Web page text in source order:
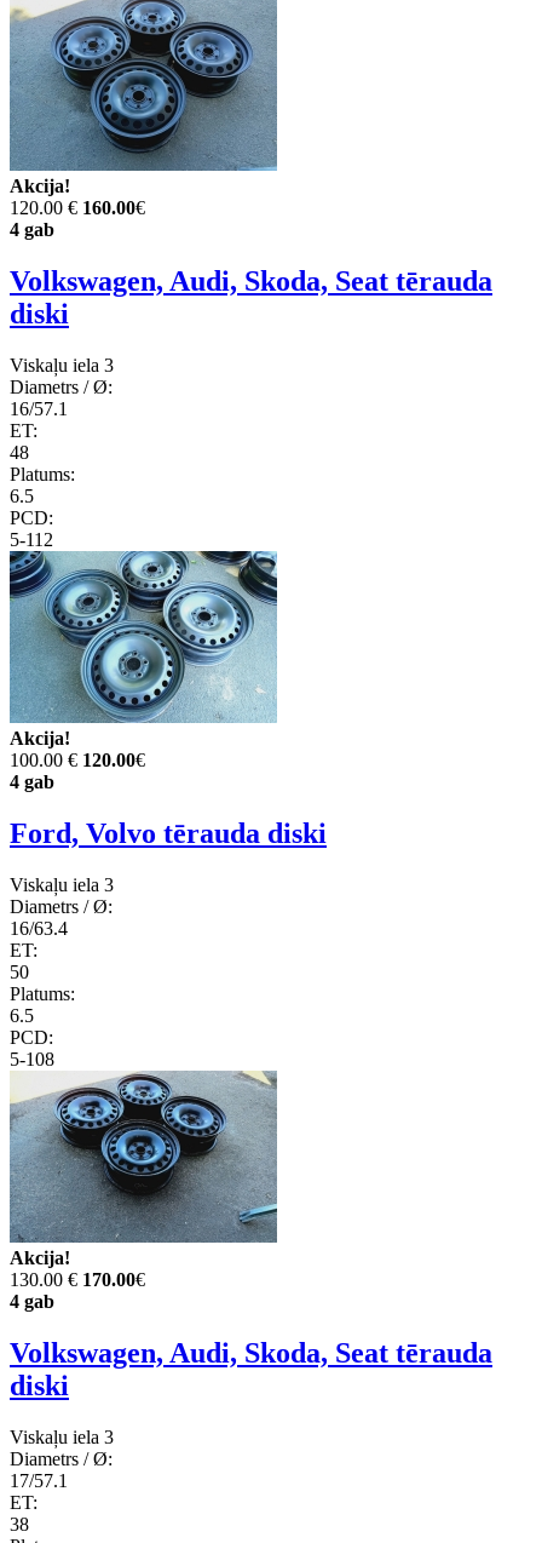
Akcija!
120.00 € 160.00€
4 gab
Volkswagen, Audi, Skoda, Seat tērauda
diski
Viskaļu iela 3
Diametrs / Ø:
16/57.1
ET:
48
Platums:
6.5
PCD:
5-112
Akcija!
100.00 € 120.00€
4 gab
Ford, Volvo tērauda diski
Viskaļu iela 3
Diametrs / Ø:
16/63.4
ET:
50
Platums:
6.5
PCD:
5-108
Akcija!
130.00 € 170.00€
4 gab
Volkswagen, Audi, Skoda, Seat tērauda
diski
Viskaļu iela 3
Diametrs / Ø:
17/57.1
ET:
38